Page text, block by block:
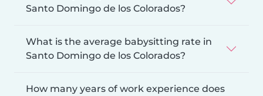
Santo Domingo de los Colorados?
What is the average babysitting rate in
Santo Domingo de los Colorados?
How many years of work experience does